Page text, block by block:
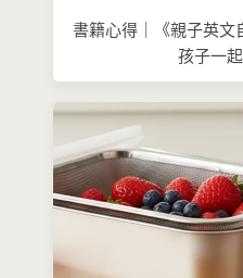
書籍心得｜《親子英文
孩子一